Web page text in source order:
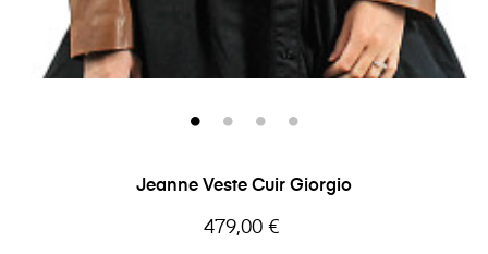
Jeanne Veste Cuir Giorgio
Prix
479,00 €